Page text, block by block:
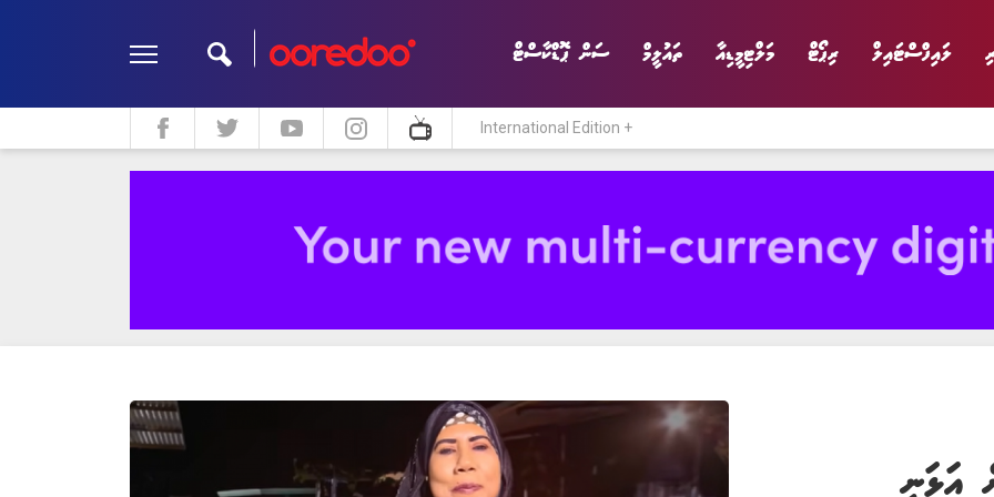
ލައިފްސްޓައިލް ރިޕޯޓް މަލްޓިމީޑިއާ ތައުލީމް ސަން ޕޮޑްކާސްޓް
ލައިފްސްޓައިލް ދީން ކޮލަމް މަލްޓިމީޑިއާ
International Edition +
އަޅަނީ